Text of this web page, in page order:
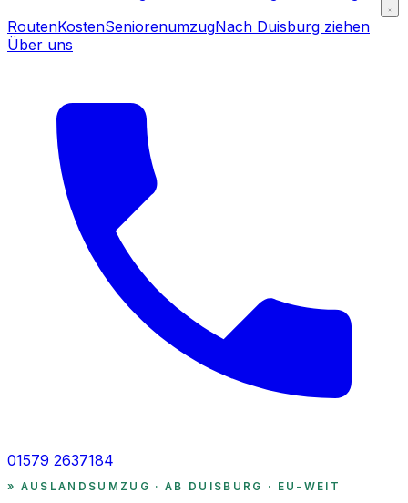
RoutenKostenSeniorenumzugNach Duisburg ziehen
Über uns
01579 2637184
AUSLANDSUMZUG · AB DUISBURG · EU-WEIT